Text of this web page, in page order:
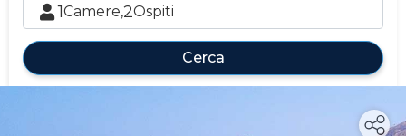
1Camere,2Ospiti
Cerca